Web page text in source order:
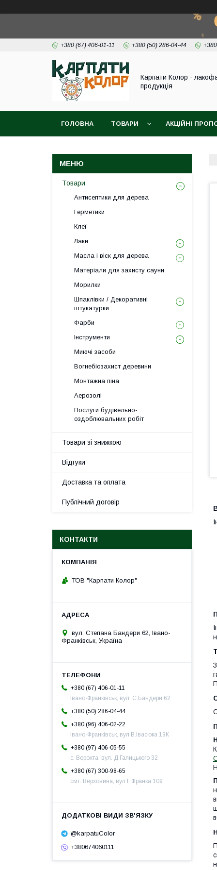
+380 (67) 406-01-11 +380 (50) 286-04-44
Карпати Колор -
продукція
ГОЛОВНА ТОВАРИ АКЦІЙНІ
Товари
Антисептики для дерева
Герметики
Клеї
Лаки
Масла і віск для дерева
Матеріали для захисту сауни
Морилки
Шпаклівки / Декоративні
штукатурки
Фарби
Інструменти
Миючі засоби
Вогнебіозахист деревини
Монтажна піна
Аерозолі
Послуги будівельно-
оздоблювальних робіт
Товари зі знижкою
Відгуки
Доставка та оплата
Публічний договір
КОНТАКТИ
ТОВ "Карпати Колор"
вул. Степана Бандери 62, Івано-
Франківськ, Україна
+380 (67) 406-01-11
Івано-Франківськ, вул. С.Бандери 62
+380 (50) 286-04-44
+380 (96) 406-02-22
Івано-Франківськ, вул В.Івасюка 19К
+380 (97) 406-05-55
с. Ворохта, вул. Д.Галицького 32
+380 (67) 300-98-65
смт. Верховина, вул І. Франка 109
@karpatuColor
+380674060111